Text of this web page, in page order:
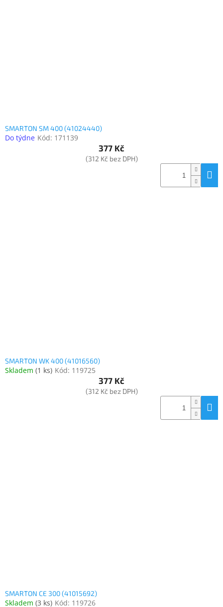
SMARTON SM 400 (41024440)
Do týdne Kód: 171139
377 Kč
(312 Kč bez DPH)
SMARTON WK 400 (41016560)
Skladem (1 ks) Kód: 119725
377 Kč
(312 Kč bez DPH)
SMARTON CE 300 (41015692)
Skladem (3 ks) Kód: 119726